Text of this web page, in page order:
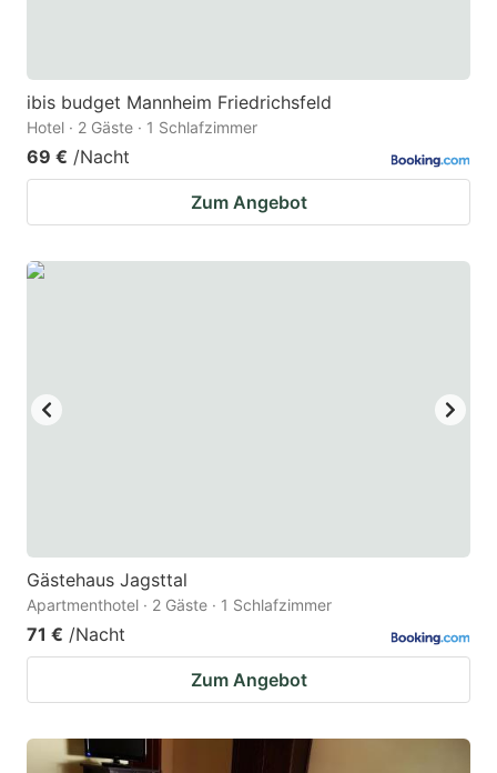
ibis budget Mannheim Friedrichsfeld
Hotel · 2 Gäste · 1 Schlafzimmer
69 € /Nacht
Zum Angebot
Gästehaus Jagsttal
Apartmenthotel · 2 Gäste · 1 Schlafzimmer
71 € /Nacht
Zum Angebot